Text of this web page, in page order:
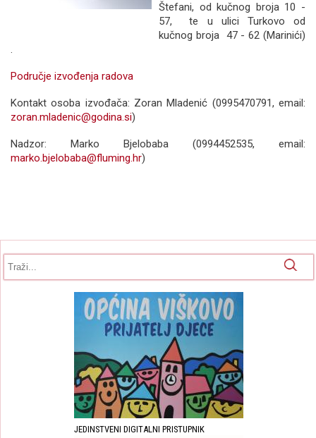
Štefani, od kučnog broja 10 -
57, te u ulici Turkovo od
kučnog broja 47 - 62 (Marinići)
.
Područje izvođenja radova
Kontakt osoba izvođača: Zoran Mladenić (0995470791, email:
zoran.mladenic@godina.si)
Nadzor: Marko Bjelobaba (0994452535, email:
marko.bjelobaba@fluming.hr)
JEDINSTVENI DIGITALNI PRISTUPNIK